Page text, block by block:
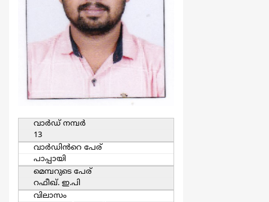
വാര്‍ഡ്‌ നമ്പര്‍
13
വാര്‍ഡിൻറെ പേര്
പാപ്പായി
മെമ്പറുടെ പേര്
റഫീഖ്. ഇ.പി
വിലാസം